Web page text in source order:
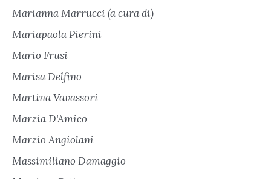
Marianna Marrucci (a cura di)
Mariapaola Pierini
Mario Frusi
Marisa Delfino
Martina Vavassori
Marzia D'Amico
Marzio Angiolani
Massimiliano Damaggio